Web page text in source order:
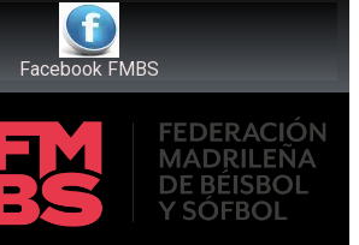
Facebook FMBS